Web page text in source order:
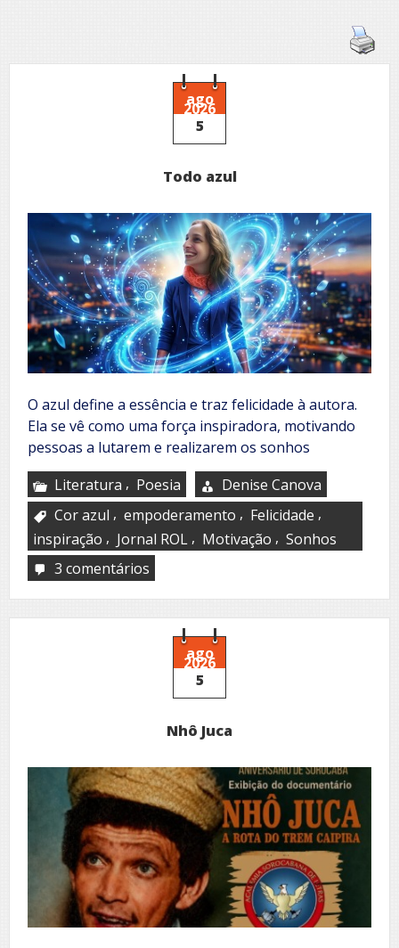
ago
2026
5
Todo azul
O azul define a essência e traz felicidade à autora.
Ela se vê como uma força inspiradora, motivando
pessoas a lutarem e realizarem os sonhos
Literatura , Poesia
Denise Canova
Cor azul , empoderamento , Felicidade ,
inspiração , Jornal ROL , Motivação , Sonhos
3 comentários
azul
ago
2026
5
Nhô Juca